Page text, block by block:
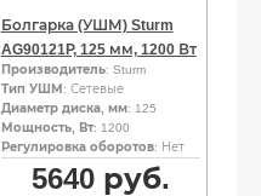
Болгарка (УШМ) Sturm
AG90121P, 125 мм, 1200 Вт
Производитель: Sturm
Тип УШМ : Сетевые
Диаметр диска, мм: 125
Мощность, Вт: 1200
Регулировка оборотов: Нет
5640руб.